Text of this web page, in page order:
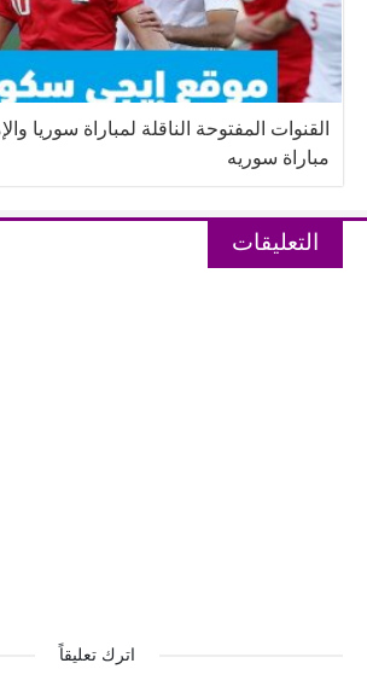
القنوات المفتوحة الناقلة لمباراة سوريا
مباراة سوريه
التعليقات
اترك تعليقاً